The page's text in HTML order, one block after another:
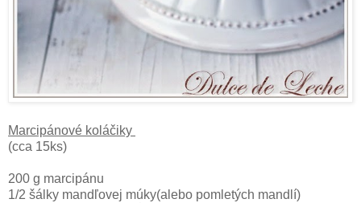
Marcipánové koláčiky
(cca 15ks)
200 g marcipánu
1/2 šálky mandľovej múky(alebo pomletých mandlí)